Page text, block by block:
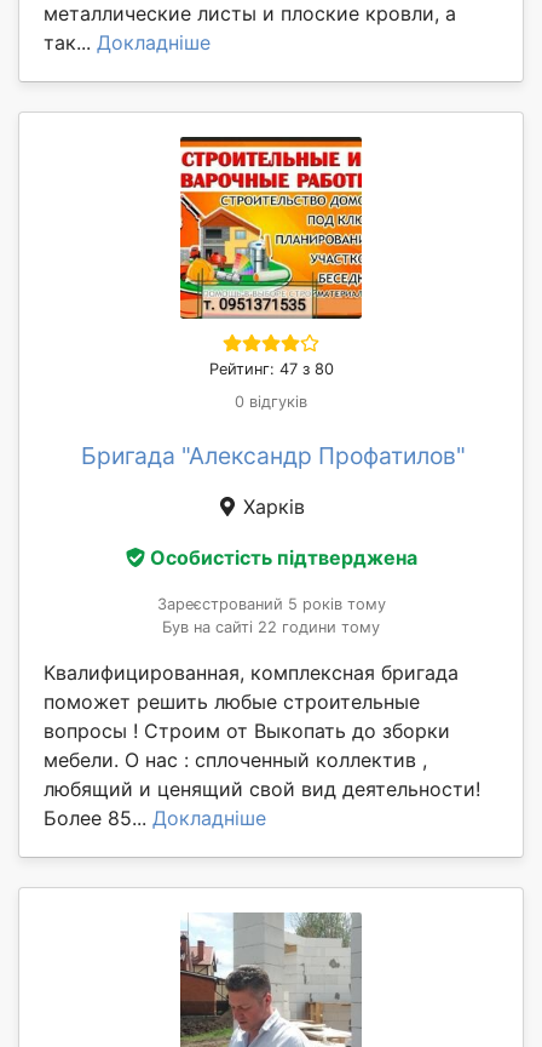
металлические листы и плоские кровли, а
так... Докладніше
Рейтинг: 47 з 80
0 відгуків
Бригада "Александр Профатилов"
Харків
Особистість підтверджена
Зареєстрований 5 років тому
Був на сайті 22 години тому
Квалифицированная, комплексная бригада
поможет решить любые строительные
вопросы ! Строим от Выкопать до зборки
мебели. О нас : сплоченный коллектив ,
любящий и ценящий свой вид деятельности!
Более 85... Докладніше